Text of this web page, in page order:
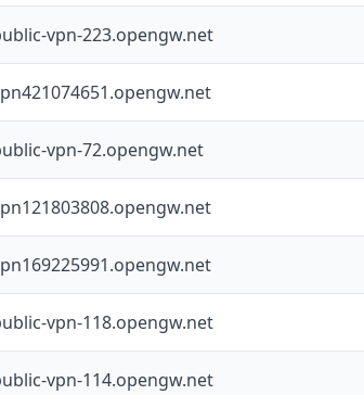
vpn-223.opengw.net
vpn-72.opengw.net
vpn-118.opengw.net
vpn-114.opengw.net